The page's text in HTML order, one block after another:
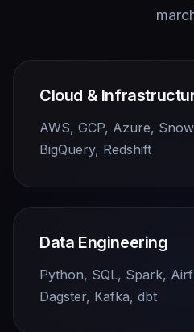
Cloud &
AWS, GCP, Azure,
BigQuery, Redshift
Data Engineering
Python, SQL, Spark,
Dagster, Kafka, dbt